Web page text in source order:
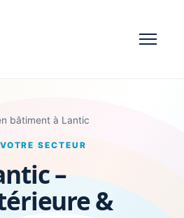
bâtiment à Lantic
SECTEUR
–
&